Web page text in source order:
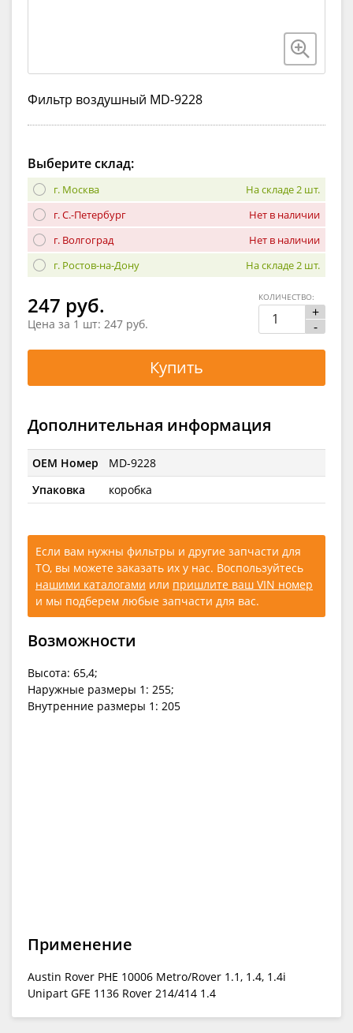
Фильтр воздушный MD-9228
Выберите склад:
г. Москва
На складе 2 шт.
г. С.-Петербург
Нет в наличии
г. Волгоград
Нет в наличии
г. Ростов-на-Дону
На складе 2 шт.
247 руб.
Цена за 1 шт: 247 руб.
+
-
КОЛИЧЕСТВО:
Купить
Дополнительная информация
OEM Номер
MD-9228
Упаковка
коробка
Если вам нужны фильтры и другие запчасти для
ТО, вы можете заказать их у нас. Воспользуйтесь
нашими каталогами или пришлите ваш VIN номер
и мы подберем любые запчасти для вас.
Возможности
Высота: 65,4;
Наружные размеры 1: 255;
Внутренние размеры 1: 205
Применение
Austin Rover PHE 10006 Metro/Rover 1.1, 1.4, 1.4i
Unipart GFE 1136 Rover 214/414 1.4